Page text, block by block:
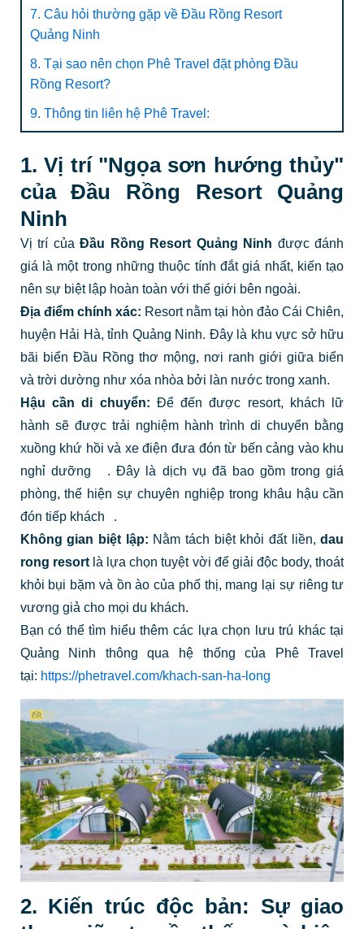
7. Câu hỏi thường gặp về Đầu Rồng Resort
Quảng Ninh
8. Tại sao nên chọn Phê Travel đặt phòng Đầu
Rồng Resort?
9. Thông tin liên hệ Phê Travel:
1. Vị trí "Ngọa sơn hướng thủy"
của Đầu Rồng Resort Quảng
Ninh
Vị trí củaĐầu Rồng Resort Quảng Ninh được đánh
giá là một trong những thuộc tính đắt giá nhất, kiến tạo
nên sự biệt lập hoàn toàn với thế giới bên ngoài.
Địa điểm chính xác: Resort nằm tại hòn đảo Cái Chiên,
huyện Hải Hà, tỉnh Quảng Ninh. Đây là khu vực sở hữu
bãi biển Đầu Rồng thơ mộng, nơi ranh giới giữa biển
và trời dường như xóa nhòa bởi làn nước trong xanh.
Hậu cần di chuyển: Để đến được resort, khách lữ
hành sẽ được trải nghiệm hành trình di chuyển bằng
xuồng khứ hồi và xe điện đưa đón từ bến cảng vào khu
nghỉ dưỡng
.Đây là dịch vụ đã bao gồm trong giá
phòng, thể hiện sự chuyên nghiệp trong khâu hậu cần
đón tiếp khách
.
Không gian biệt lập: Nằm tách biệt khỏi đất liền,dau
rong resortlà lựa chọn tuyệt vời để giải độc body, thoát
khỏi bụi bặm và ồn ào của phố thị, mang lại sự riêng tư
vương giả cho mọi du khách.
Bạn có thể tìm hiểu thêm các lựa chọn lưu trú khác tại
Quảng Ninh thông qua hệ thống của Phê Travel
tại: https://phetravel.com/khach-san-ha-long
2. Kiến trúc độc bản: Sự giao